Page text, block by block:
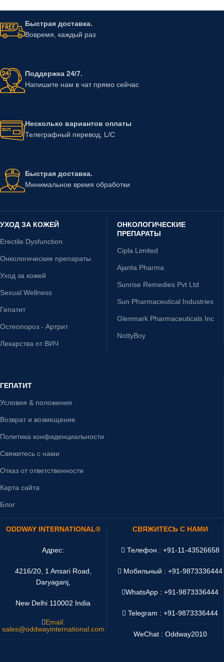
Быстрая доставка.
Вовремя, каждый раз
Поддержка 24/7.
Напишите нам в чат прямо сейчас
Несколько вариантов оплаты
Телеграфный перевод, L/C
Быстрая доставка.
Минимальное время обработки
УХОД ЗА КОЖЕЙ
Erectile Dysfunction
Онкологические препараты
Уход за кожей
Sexual Wellness
Гепатит
Остеопороз - Артрит
Лекарства от ВИЧ
ОНКОЛОГИЧЕСКИЕ
ПРЕПАРАТЫ
Cipla Limited
Ajanta Pharma
Sunrise Remedies Pvt Ltd
Sun Pharmaceutical Industries
Glenmark Pharmaceuticals Inc
NottyBoy
ГЕПАТИТ
Условия & положения
Возврат и возмещение
Политика конфиденциальности
Свяжитесь с нами
Отказ от ответственности
Карта сайта
Блог
ODDWAY INTERNATIONAL®
Адрес:
4216/20, 1 Ansari Road,
Daryaganj,
New Delhi 110002 India
Email:
sales@oddwayinternational.com
СВЯЖИТЕСЬ С НАМИ
Телефон : +91-11-43526658
Мобильный : +91-9873336444
WhatsApp :+91-9873336444
Telegram : +91-9873336444
WeChat : Oddway2010